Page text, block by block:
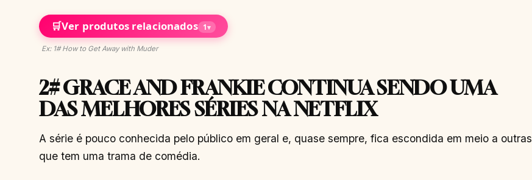
🛒Ver produtos relacionados 1▾
Ex: 1# How to Get Away with Muder
2# GRACE AND FRANKIE CONTINUA SENDO UMA
DAS MELHORES SÉRIES NA NETFLIX
A série é pouco conhecida pelo público em geral e, quase sempre, fica escondida em meio a outras
que tem uma trama de comédia.